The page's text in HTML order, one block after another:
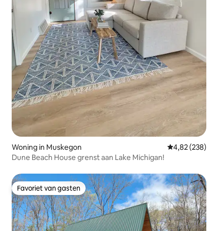
Woning in Muskegon Gemiddelde
4,82 (238)
Dune Beach House grenst aan Lake Michigan!
Favoriet van gasten
Favoriet van gasten